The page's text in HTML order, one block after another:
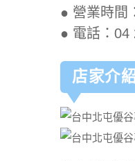
● 營業時間
● 電話：04
店家介